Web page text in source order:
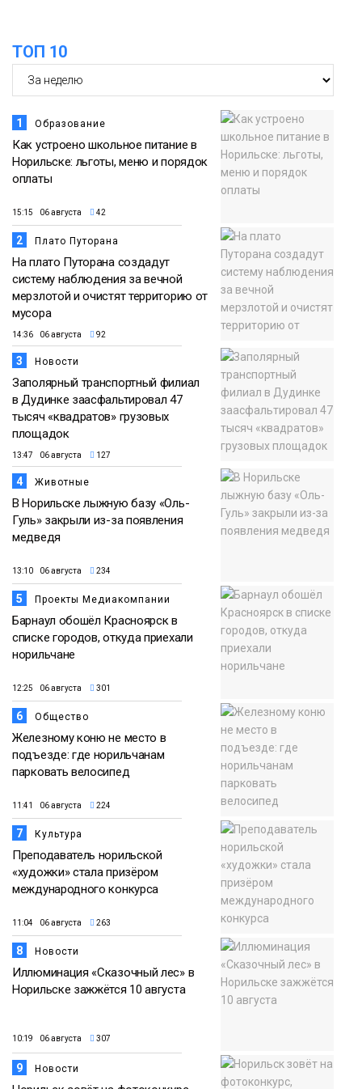
ТОП 10
1 Образование
Как устроено школьное питание в
Норильске: льготы, меню и порядок
оплаты
15:15 06 августа 42
2 Плато Путорана
На плато Путорана создадут
систему наблюдения за вечной
мерзлотой и очистят территорию от
мусора
14:36 06 августа 92
3 Новости
Заполярный транспортный филиал
в Дудинке заасфальтировал 47
тысяч «квадратов» грузовых
площадок
13:47 06 августа 127
4 Животные
В Норильске лыжную базу «Оль-
Гуль» закрыли из-за появления
медведя
13:10 06 августа 234
5 Проекты Медиакомпании
Барнаул обошёл Красноярск в
списке городов, откуда приехали
норильчане
12:25 06 августа 301
6 Общество
Железному коню не место в
подъезде: где норильчанам
парковать велосипед
11:41 06 августа 224
7 Культура
Преподаватель норильской
«художки» стала призёром
международного конкурса
11:04 06 августа 263
8 Новости
Иллюминация «Сказочный лес» в
Норильске зажжётся 10 августа
10:19 06 августа 307
9 Новости